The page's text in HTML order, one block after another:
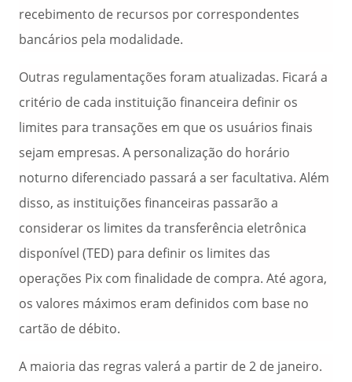
recebimento de recursos por correspondentes
bancários pela modalidade.
Outras regulamentações foram atualizadas. Ficará a
critério de cada instituição financeira definir os
limites para transações em que os usuários finais
sejam empresas. A personalização do horário
noturno diferenciado passará a ser facultativa. Além
disso, as instituições financeiras passarão a
considerar os limites da transferência eletrônica
disponível (TED) para definir os limites das
operações Pix com finalidade de compra. Até agora,
os valores máximos eram definidos com base no
cartão de débito.
A maioria das regras valerá a partir de 2 de janeiro.